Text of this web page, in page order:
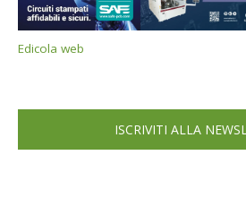
Edicola web
ISCRIVITI ALLA